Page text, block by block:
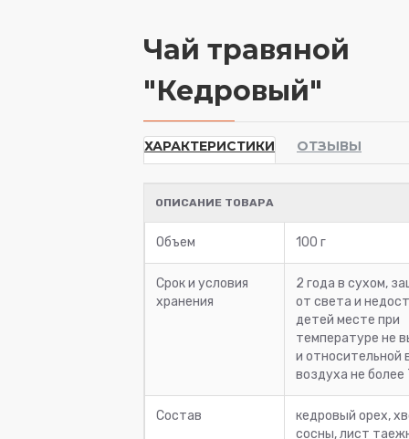
Чай травяной
"Кедровый"
ХАРАКТЕРИСТИКИ ОТЗЫВЫ
ОПИСАНИЕ ТОВАРА
Объем 100 г
Срок и условия
хранения
2 года в сухом,
от света и
детей месте при
температуре не
и относительной
воздуха не более
Состав
кедровый орех,
сосны, лист